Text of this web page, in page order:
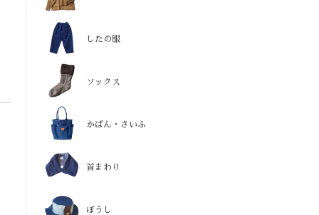
したの服
ソックス
かばん・さいふ
首まわり
ぼうし